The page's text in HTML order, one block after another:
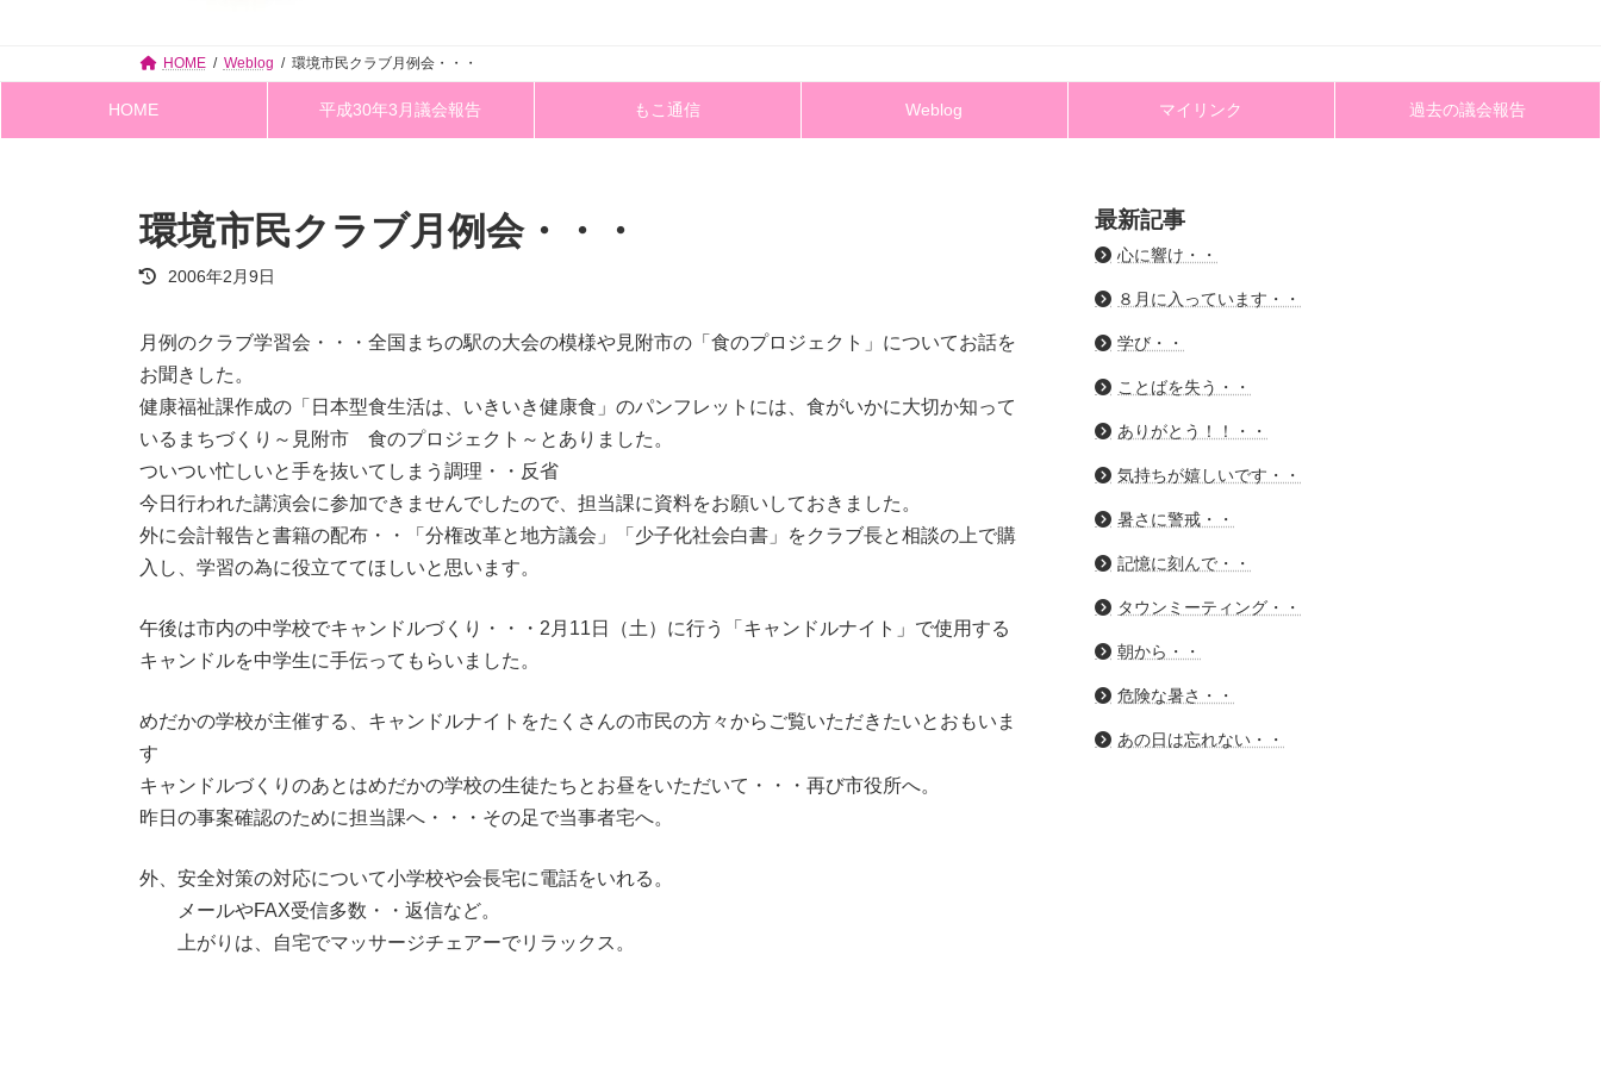
HOME Weblog 環境市民クラブ月例会・・・
HOME 平成30年3月議会報告 もこ通信 Weblog マイリンク 過去の議会報告
環境市民クラブ月例会・・・
最
新
時
:
2006年2月9日
月例のクラブ学習会・・・全国まちの駅の大会の模様や見附市の「食のプロジェクト」についてお話を
お聞きした。
健康福祉課作成の「日本型食生活は、いきいき健康食」のパンフレットには、食がいかに大切か知って
いるまちづくり～見附市 食のプロジェクト～とありました。
ついつい忙しいと手を抜いてしまう調理・・反省
今日行われた講演会に参加できませんでしたので、担当課に資料をお願いしておきました。
外に会計報告と書籍の配布・・「分権改革と地方議会」「少子化社会白書」をクラブ長と相談の上で購
入し、学習の為に役立ててほしいと思います。
午後は市内の中学校でキャンドルづくり・・・2月11日（土）に行う「キャンドルナイト」で使用する
キャンドルを中学生に手伝ってもらいました。
めだかの学校が主催する、キャンドルナイトをたくさんの市民の方々からご覧いただきたいとおもいま
す
キャンドルづくりのあとはめだかの学校の生徒たちとお昼をいただいて・・・再び市役所へ。
昨日の事案確認のために担当課へ・・・その足で当事者宅へ。
外、安全対策の対応について小学校や会長宅に電話をいれる。
メールやFAX受信多数・・返信など。
上がりは、自宅でマッサージチェアーでリラックス。
最新記事
心に響け・・
８月に入っています・・
学び・・
ことばを失う・・
ありがとう！！・・
気持ちが嬉しいです・・
暑さに警戒・・
記憶に刻んで・・
タウンミーティング・・
朝から・・
危険な暑さ・・
あの日は忘れない・・